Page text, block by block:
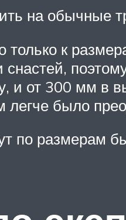
на обычные
только к
снастей,
от 300 мм в
было
по размерам